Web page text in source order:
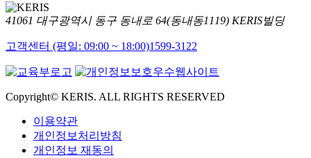
41061 대구광역시 동구 동내로 64(동내동1119) KERIS빌딩
고객센터 (평일: 09:00 ~ 18:00)1599-3122
Copyright© KERIS. ALL RIGHTS RESERVED
이용약관
개인정보처리방침
개인정보 재동의